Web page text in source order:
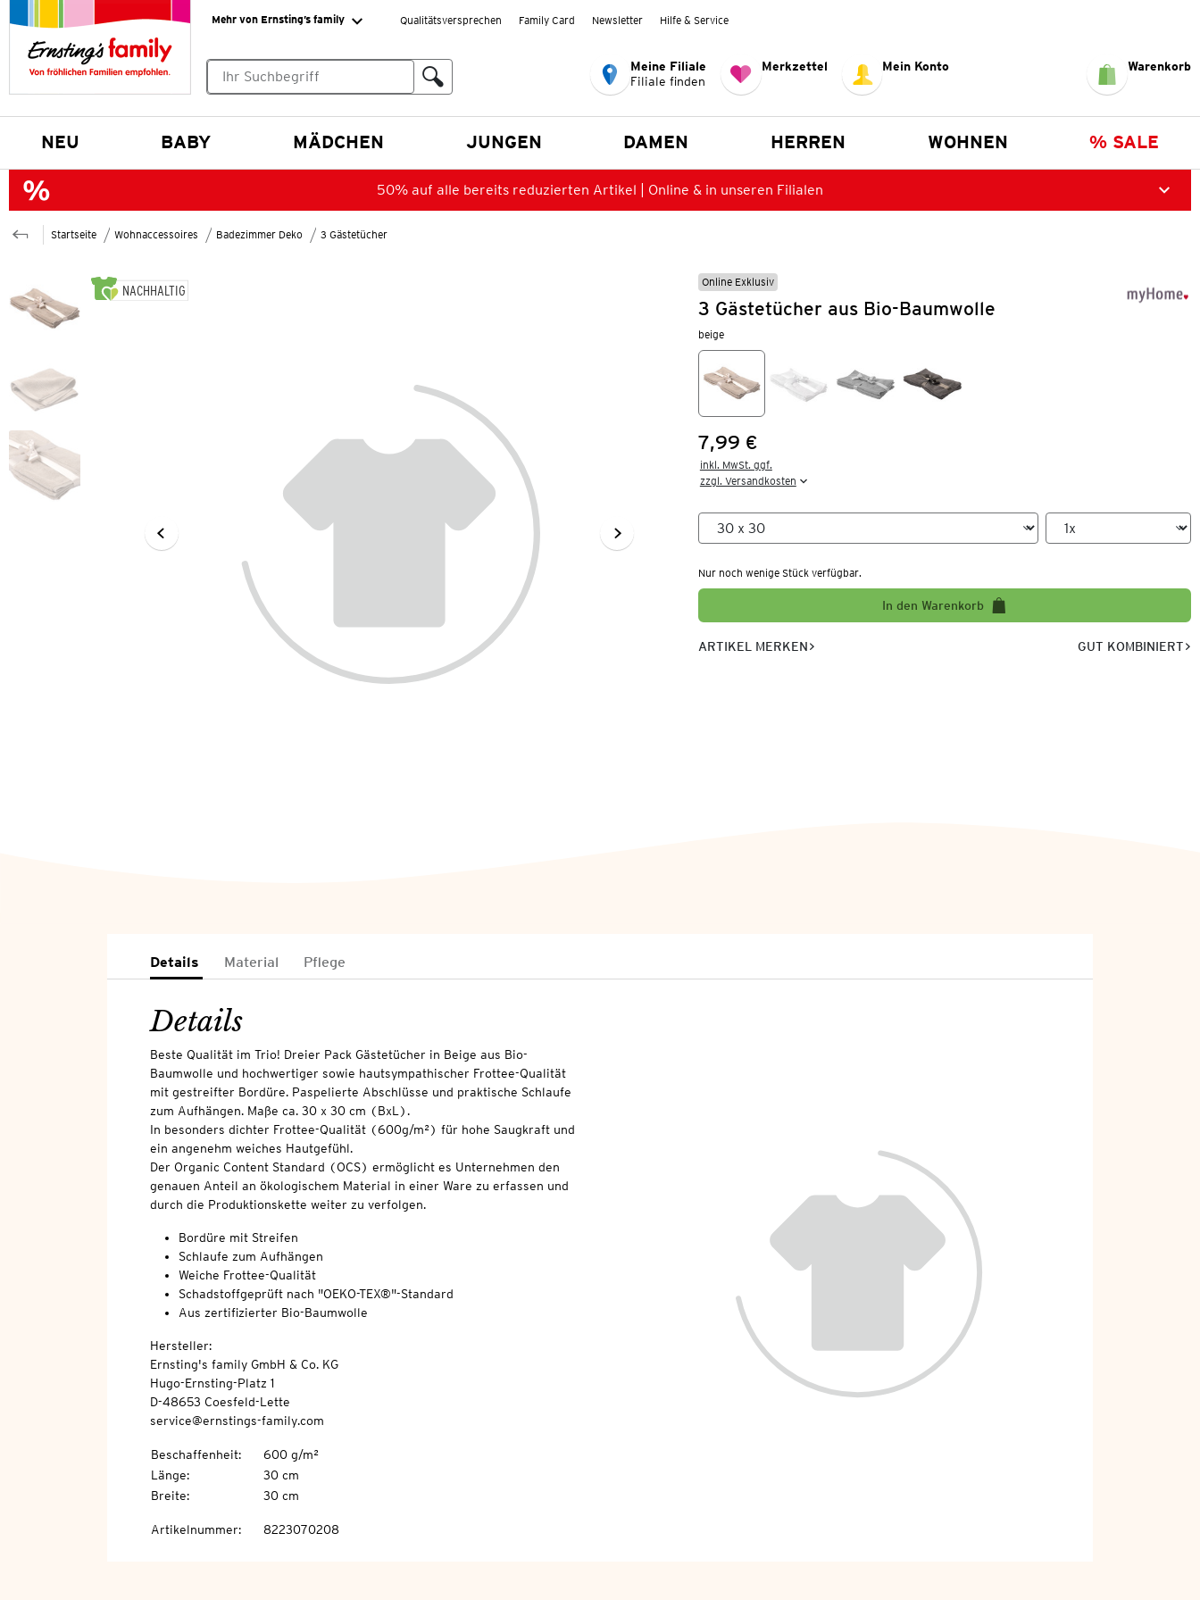
Mehr von Ernsting’s family Qualitätsversprechen Family Card Newsletter Hilfe & Service
Meine Filiale
Filiale finden
Merkzettel Mein Konto Warenkorb
NEU BABY MÄDCHEN JUNGEN DAMEN HERREN WOHNEN % SALE
50% auf alle bereits reduzierten Artikel | Online & in unseren Filialen
Startseite Wohnaccessoires Badezimmer Deko 3 Gästetücher
NACHHALTIG
Online Exklusiv
3 Gästetücher aus Bio-Baumwolle
beige
Preis:
7,99 €
inkl. MwSt. ggf.
zzgl. Versandkosten
Nur noch wenige Stück verfügbar.
In den Warenkorb
ARTIKEL MERKEN GUT KOMBINIERT
Details Material Pflege
Details
Beste Qualität im Trio! Dreier Pack Gästetücher in Beige aus Bio-
Baumwolle und hochwertiger sowie hautsympathischer Frottee-Qualität
mit gestreifter Bordüre. Paspelierte Abschlüsse und praktische Schlaufe
zum Aufhängen. Maße ca. 30 x 30 cm (BxL).
In besonders dichter Frottee-Qualität (600g/m²) für hohe Saugkraft und
ein angenehm weiches Hautgefühl.
Der Organic Content Standard (OCS) ermöglicht es Unternehmen den
genauen Anteil an ökologischem Material in einer Ware zu erfassen und
durch die Produktionskette weiter zu verfolgen.
Bordüre mit Streifen
Schlaufe zum Aufhängen
Weiche Frottee-Qualität
Schadstoffgeprüft nach "OEKO-TEX®"-Standard
Aus zertifizierter Bio-Baumwolle
Hersteller:
Ernsting's family GmbH & Co. KG
Hugo-Ernsting-Platz 1
D-48653 Coesfeld-Lette
service@ernstings-family.com
Beschaffenheit:
600 g/m²
Länge:
30 cm
Breite: 30 cm
Artikelnummer: 8223070208